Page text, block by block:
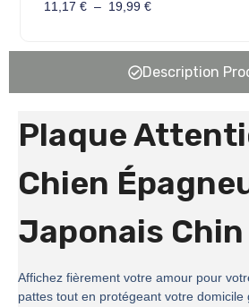
11,17 € – 19,99 €
Description
Plaque
Chien
Japonais Chin
Affichez fièrement votre amour pour
pattes tout en protégeant votre domicile